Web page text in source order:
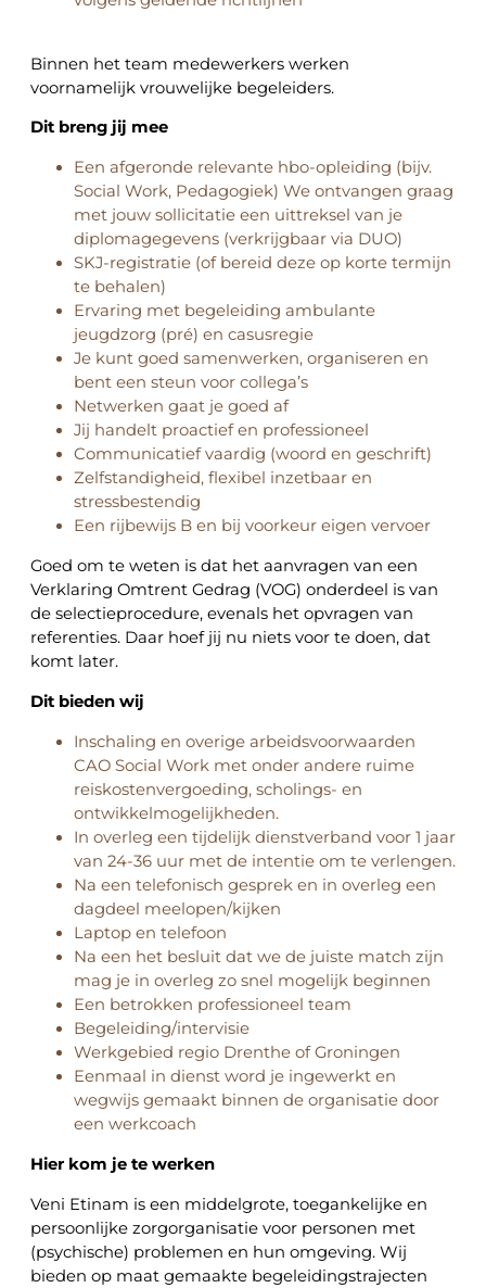
Binnen het team medewerkers werken
voornamelijk vrouwelijke begeleiders.
Dit breng jij mee
Een afgeronde relevante hbo-opleiding (bijv.
Social Work, Pedagogiek) We ontvangen graag
met jouw sollicitatie een uittreksel van je
diplomagegevens (verkrijgbaar via DUO)
SKJ-registratie (of bereid deze op korte termijn
te behalen)
Ervaring met begeleiding ambulante
jeugdzorg (pré) en casusregie
Je kunt goed samenwerken, organiseren en
bent een steun voor collega’s
Netwerken gaat je goed af
Jij handelt proactief en professioneel
Communicatief vaardig (woord en geschrift)
Zelfstandigheid, flexibel inzetbaar en
stressbestendig
Een rijbewijs B en bij voorkeur eigen vervoer
Goed om te weten is dat het aanvragen van een
Verklaring Omtrent Gedrag (VOG) onderdeel is van
de selectieprocedure, evenals het opvragen van
referenties. Daar hoef jij nu niets voor te doen, dat
komt later.
Dit bieden wij
Inschaling en overige arbeidsvoorwaarden
CAO Social Work met onder andere ruime
reiskostenvergoeding, scholings- en
ontwikkelmogelijkheden.
In overleg een tijdelijk dienstverband voor 1 jaar
van 24-36 uur met de intentie om te verlengen.
Na een telefonisch gesprek en in overleg een
dagdeel meelopen/kijken
Laptop en telefoon
Na een het besluit dat we de juiste match zijn
mag je in overleg zo snel mogelijk beginnen
Een betrokken professioneel team
Begeleiding/intervisie
Werkgebied regio Drenthe of Groningen
Eenmaal in dienst word je ingewerkt en
wegwijs gemaakt binnen de organisatie door
een werkcoach
Hier kom je te werken
Veni Etinam is een middelgrote, toegankelijke en
persoonlijke zorgorganisatie voor personen met
(psychische) problemen en hun omgeving. Wij
bieden op maat gemaakte begeleidingstrajecten